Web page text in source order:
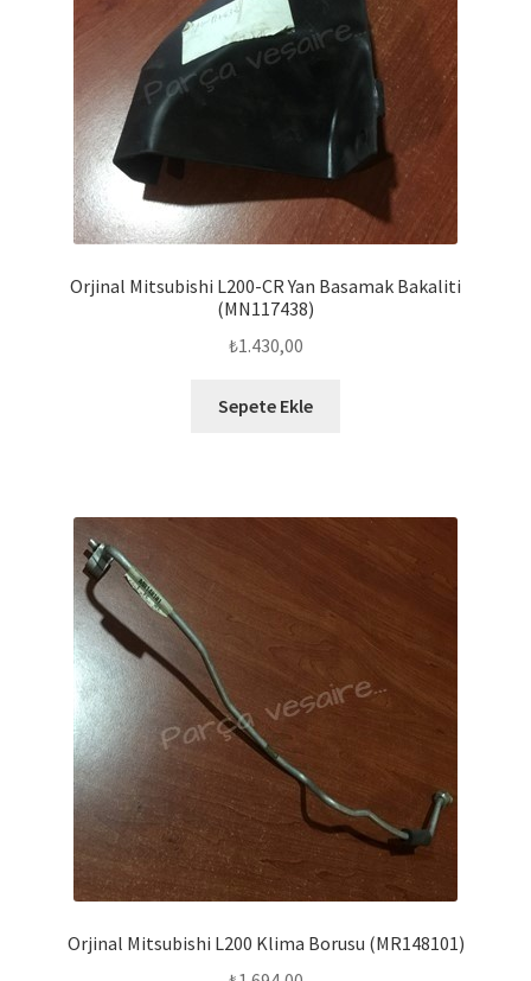
Orjinal Mitsubishi L200-CR Yan Basamak Bakaliti
(MN117438)
₺1.430,00
Sepete Ekle
Orjinal Mitsubishi L200 Klima Borusu (MR148101)